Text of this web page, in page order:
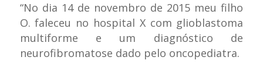
“No dia 14 de novembro de 2015 meu filho
O. faleceu no hospital X com glioblastoma
multiforme e um diagnóstico de
neurofibromatose dado pelo oncopediatra.